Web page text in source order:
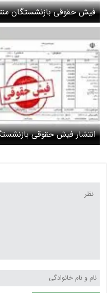
فیش حقوقی بازنشستگان
انتشار فیش حقوقی
بازنشستگان کشوری+